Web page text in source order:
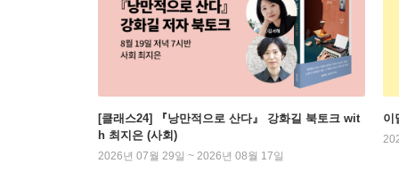
[클래스24] 『낭만적으로 산다』 강화길 북토크 wit
h 최지은 (사회)
2026년 07월 29일 ~ 2026년 08월 17일
이